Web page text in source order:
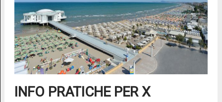
INFO PRATICHE PER X